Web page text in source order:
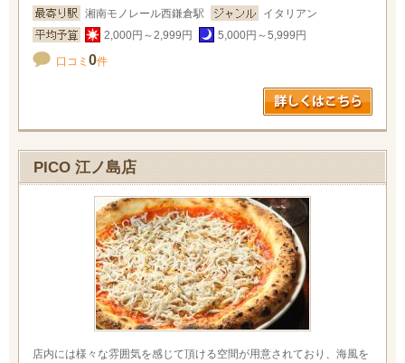
湘南モノレール西鎌倉駅
イタリアン
2,000円～2,999円
5,000円～5,999円
口コミ 0件
PICO 江ノ島店
店内には様々な雰囲気を感じて頂ける空間が用意されており、海風を